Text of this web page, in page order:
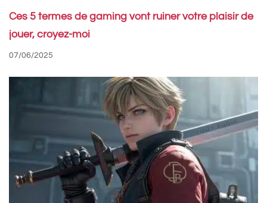
Ces 5 termes de gaming vont ruiner votre plaisir de
jouer, croyez-moi
07/06/2025